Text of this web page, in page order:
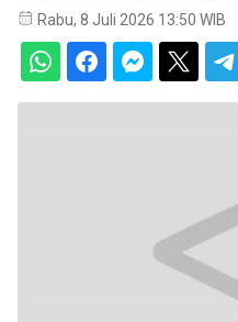
Rabu, 8 Juli 2026 13:50 WIB